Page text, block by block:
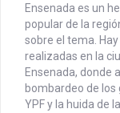
Ensenada es un
popular de la
sobre el tema.
realizadas en la
Ensenada, donde
bombardeo de
YPF y la huida de